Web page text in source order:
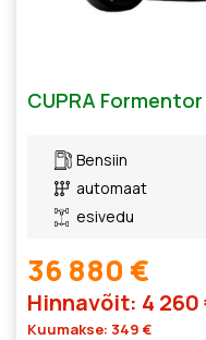
CUPRA
Bensiin
automaat
esivedu
36 880 €
Hinnavõit: 4 260
Kuumakse: 349 €